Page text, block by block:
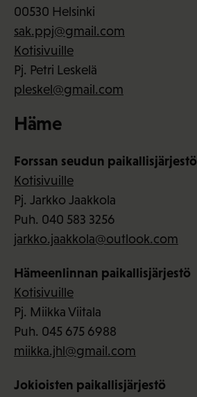
00530 Helsinki
sak.ppj@gmail.com
Kotisivuille
Pj. Petri Leskelä
pleskel@gmail.com
Häme
Forssan seudun paikallisjärjestö
Kotisivuille
Pj. Jarkko Jaakkola
Puh. 040 583 3256
jarkko.jaakkola@outlook.com
Hämeenlinnan paikallisjärjestö
Kotisivuille
Pj. Miikka Viitala
Puh. 045 675 6988
miikka.jhl@gmail.com
Jokioisten paikallisjärjestö